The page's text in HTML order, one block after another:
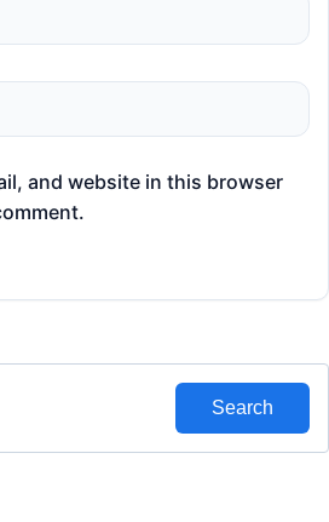
and website in this browser
Search